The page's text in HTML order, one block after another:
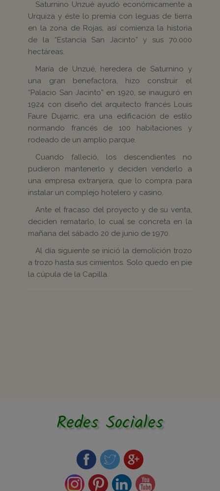
Saturnino Unzué ayudó económicamente a
Urquiza y éste lo premia con leguas de tierra
en la zona de Rojas, así comienza la historia
de la “Estancia San Jacinto” y sus 70.000
hectáreas.
María de Unzué, heredera de Saturnino y
una gran benefactora, hizo construir el
“Palacio San Jacinto” en 1920, se inauguró en
1924 con diseño del arquitecto francés Louis
Faure Dujarric, era una edificación de estilo
normando francés de 100 habitaciones y
rodeado de un amplio parque.
Cuando falleció, los descendientes no
pudieron mantenerlo y deciden venderlo a
una empresa extranjera, que lo compra para
instalar un complejo hotelero y casino.
Ante el fracaso del proyecto y de su venta,
deciden rematarlo, lo cual se concreta en la
mañana del sábado 20 de junio de 1970.
Al día siguiente se inició la demolición trozo
a trozo hasta sus cimientos. Solo quedo en pie
la cúpula de la Capilla.
Redes Sociales